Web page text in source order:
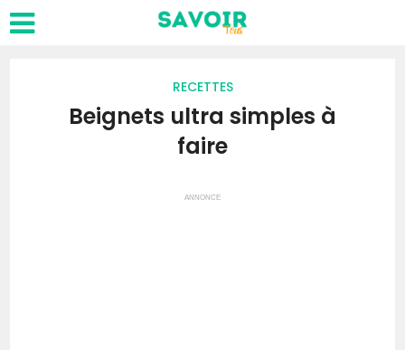
RECETTES
Beignets ultra simples à
faire
ANNONCE